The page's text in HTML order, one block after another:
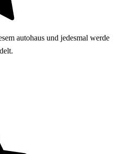
autohaus und jedesmal werde